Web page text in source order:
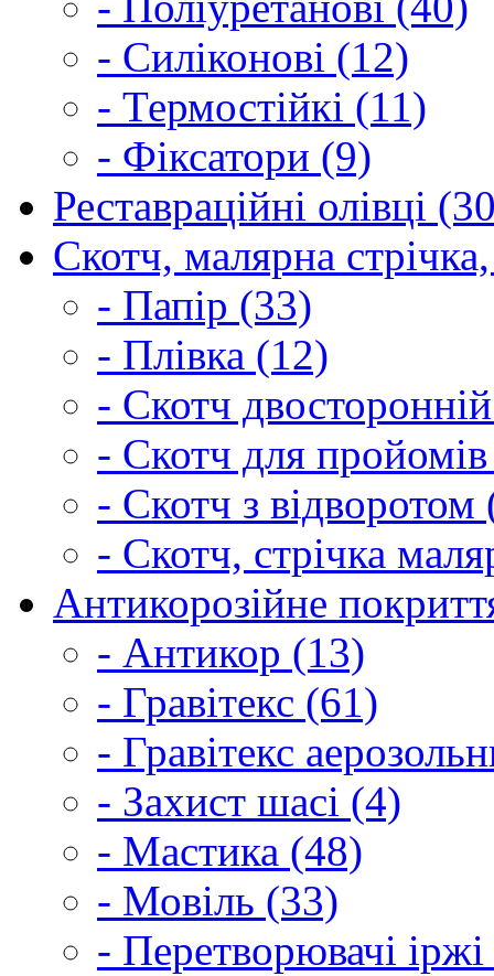
- Силіконові (12)
- Термостійкі (11)
- Фіксатори (9)
Реставраційні олівці
Скотч, малярна
- Папір (33)
- Плівка (12)
- Скотч
- Скотч для
- Скотч з відворотом
- Скотч, стрічка
Антикорозійне
- Антикор (13)
- Гравітекс (61)
- Гравітекс
- Захист шасі (4)
- Мастика (48)
- Мовіль (33)
- Перетворювачі